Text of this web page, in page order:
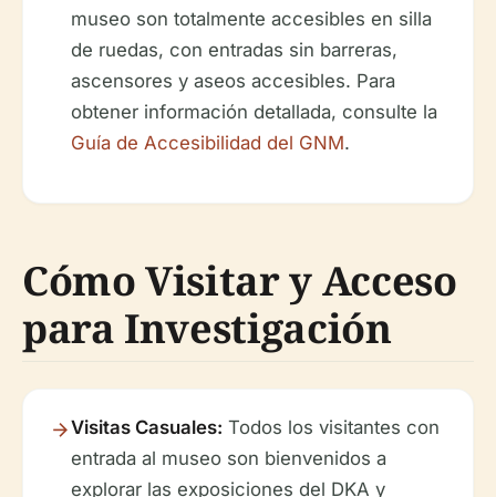
museo son totalmente accesibles en silla
de ruedas, con entradas sin barreras,
ascensores y aseos accesibles. Para
obtener información detallada, consulte la
Guía de Accesibilidad del GNM.
Cómo Visitar y Acceso
para Investigación
Visitas Casuales: Todos los visitantes con
entrada al museo son bienvenidos a
explorar las exposiciones del DKA y